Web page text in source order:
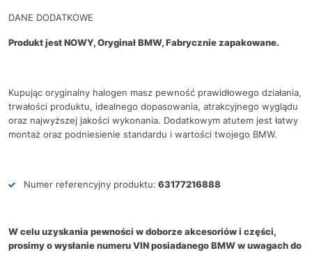
DANE DODATKOWE
Produkt jest NOWY, Oryginał BMW, Fabrycznie zapakowane.
Kupując oryginalny halogen masz pewność prawidłowego działania,
trwałości produktu, idealnego dopasowania, atrakcyjnego wyglądu
oraz najwyższej jakości wykonania. Dodatkowym atutem jest łatwy
montaż oraz podniesienie standardu i wartości twojego BMW.
Numer referencyjny produktu: 63177216888
W celu uzyskania pewności w doborze akcesoriów i części,
prosimy o wysłanie numeru VIN posiadanego BMW w uwagach do